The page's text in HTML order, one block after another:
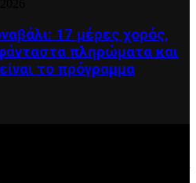
17 μέρες χορός,
πληρώματα και
το πρόγραμμα